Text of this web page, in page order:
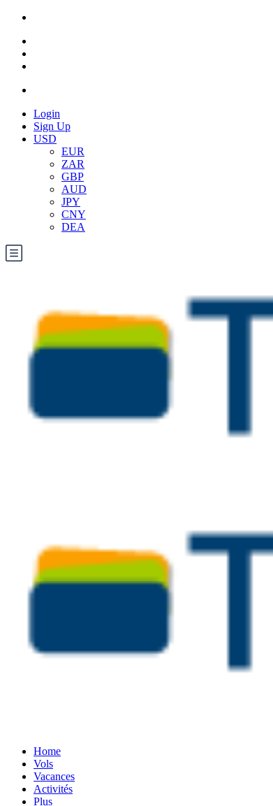
Login
Sign Up
USD
EUR
ZAR
GBP
AUD
JPY
CNY
DEA
Home
Vols
Vacances
Activités
Plus